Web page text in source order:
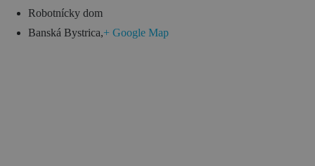
Robotnícky dom
Banská Bystrica,+ Google Map